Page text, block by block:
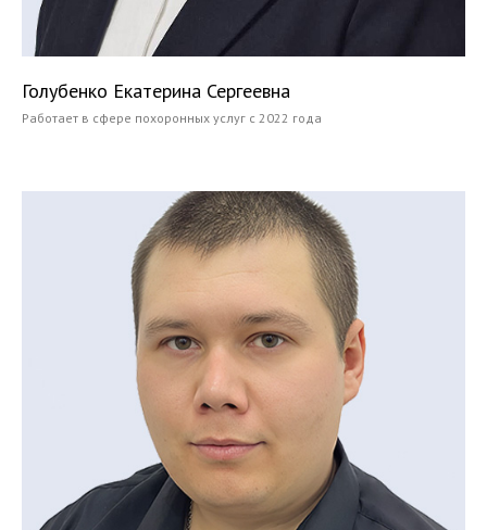
Голубенко Екатерина Сергеевна
Работает в сфере похоронных услуг с 2022 года